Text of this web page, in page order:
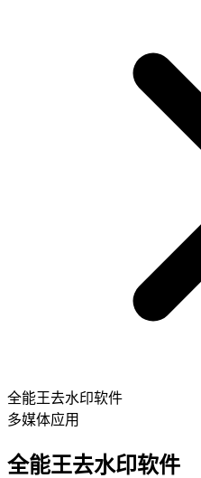
全能王去水印软件
多媒体应用
全能王去水印软件